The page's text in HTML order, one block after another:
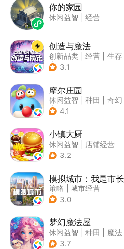
你的家园
休闲益智 经营
创造与魔法
创新品类 经营
生存
| 开放世界
3.1
摩尔庄园
休闲益智 种田
奇幻
| 摩尔庄园
4.1
小镇大厨
休闲益智
店铺经营
| 美食
3.2
模拟城市：我是市长
策略
城市经营
| 模拟城市
3.0
梦幻魔法屋
休闲益智 种田
魔法
| 卡通
3.7